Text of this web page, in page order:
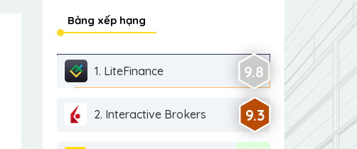
Bảng xếp hạng
1. LiteFinance 9.8
2. Interactive Brokers 9.3